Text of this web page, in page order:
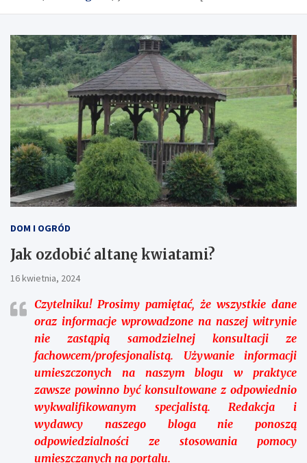
DOM I OGRÓD
Jak ozdobić altanę kwiatami?
16 kwietnia, 2024
Czytelniku!Prosimy pamiętać, że wszystkie dane
oraz informacje wprowadzone na naszej witrynie
nie zastąpią samodzielnej konsultacji ze
fachowcem/profesjonalistą. Używanie informacji
umieszczonych na naszym blogu w praktyce
zawsze powinno być konsultowane z odpowiednio
wykwalifikowanym specjalistą. Redakcja i
wydawcy naszego bloga nie ponoszą
odpowiedzialności ze stosowania pomocy
umieszczanych na portalu.